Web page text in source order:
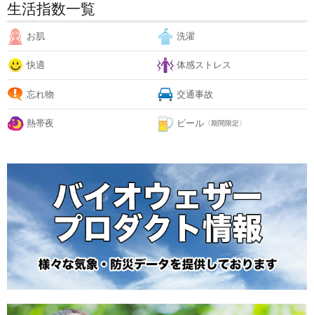
生活指数一覧
お肌 洗濯
快適 体感ストレス
忘れ物 交通事故
熱帯夜 ビール 〈期間限定〉